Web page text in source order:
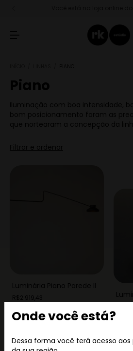
PIANO
Piano
Iluminação com boa intensidade,
bom posicionamento foram as
que nortearam a concepção da
Filtrar e ordenar
Luminária Piano Parede II
R$2.919,43
Onde você está?
Dessa forma você terá acesso